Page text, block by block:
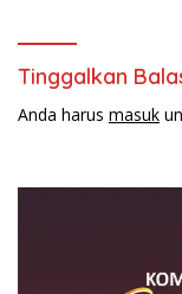
Tinggalkan
Anda harus masuk